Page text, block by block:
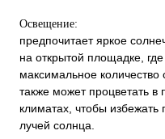
Освещение:
предпочитает яркое
на открытой площадке,
максимальное количество
также может процветать в
климатах, чтобы
лучей солнца.